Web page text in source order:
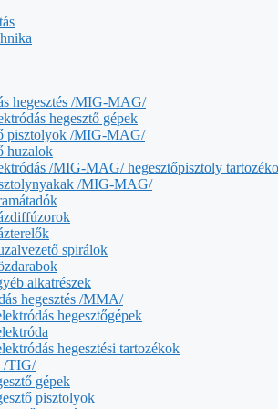
hegesztés /MIG-MAG/
hegesztő gépek
pisztolyok /MIG-MAG/
huzalok
/MIG-MAG/ hegesztőpisztoly
/MIG-MAG/
spirálok
alkatrészek
hegesztés /MMA/
hegesztőgépek
hegesztési tartozékok
/TIG/
gépek
pisztolyok